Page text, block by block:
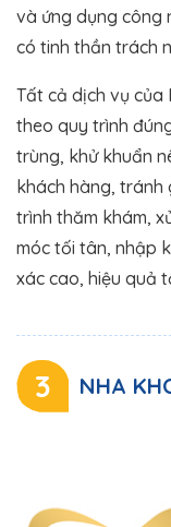
và ứng dụng công
có tinh thần trách
Tất cả dịch vụ của
theo quy trình
trùng, khử khuẩn
khách hàng, tránh
trình thăm khám,
móc tối tân, nhập
xác cao, hiệu quả
3 NHA